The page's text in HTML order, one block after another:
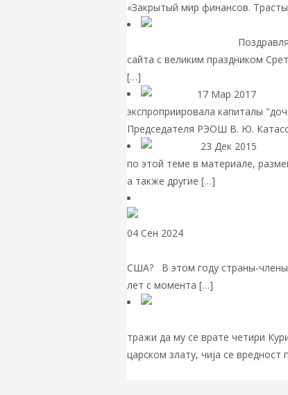
«Закрытый мир финансов.
сайта с великим праздником
[…]
17 Мар 2017
экспроприировала капиталы
Председателя РЭОШ В. Ю.
23 Дек 2015
по этой теме в материале,
а также другие […]
04 Сен 2024
США? В этом году страны-члены
лет с момента […]
тражи да му се врате четири
царском злату, чија се